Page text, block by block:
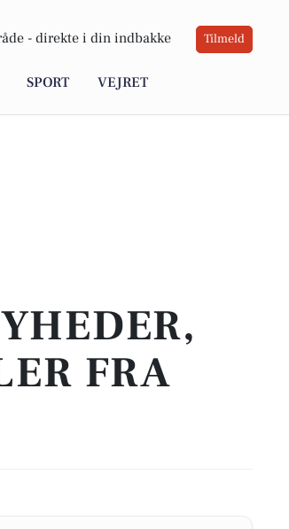
- direkte i din indbakke Tilmeld
SPORT VEJRET
FRA